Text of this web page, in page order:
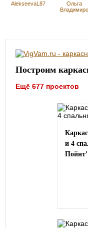
AlekseevaL87
Ольга
Владимиро
Построим
Ещё 677 проектов
и 4